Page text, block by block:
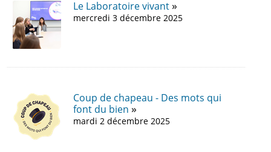
Le Laboratoire vivant
mercredi 3 décembre 2025
Coup de chapeau - Des mots qui
font du bien
mardi 2 décembre 2025